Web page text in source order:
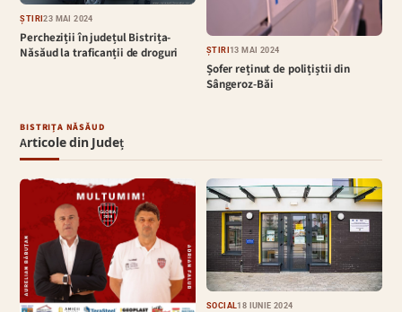
ȘTIRI23 MAI 2024
Percheziții în județul Bistrița-
Năsăud la traficanții de droguri
ȘTIRI13 MAI 2024
Șofer reținut de polițiștii din
Sângeroz-Băi
BISTRIȚA NĂSĂUD
Articole din Județ
SOCIAL18 IUNIE 2024